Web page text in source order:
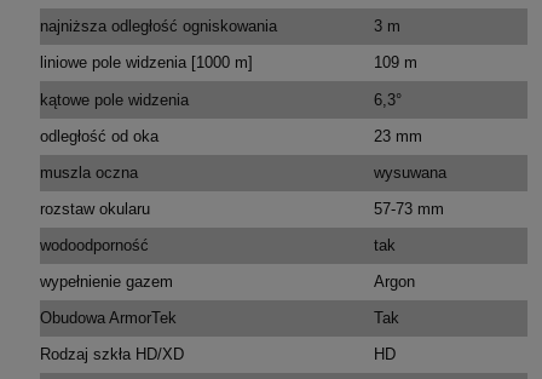
najniższa odległość ogniskowania
3 m
liniowe pole widzenia [1000 m]
109 m
kątowe pole widzenia
6,3°
odległość od oka
23 mm
muszla oczna
wysuwana
rozstaw okularu
57-73 mm
wodoodporność
tak
wypełnienie gazem
Argon
Obudowa ArmorTek
Tak
Rodzaj szkła HD/XD
HD